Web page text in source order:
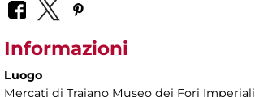
Informazioni
Luogo
Mercati di Traiano Museo dei Fori Imperiali